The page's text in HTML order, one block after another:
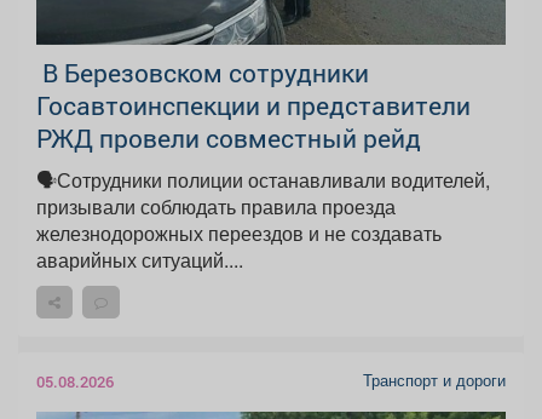
‍ В Березовском сотрудники
Госавтоинспекции и представители
РЖД провели совместный рейд
🗣Сотрудники полиции останавливали водителей,
призывали соблюдать правила проезда
железнодорожных переездов и не создавать
аварийных ситуаций....
05.08.2026 Транспорт и дороги